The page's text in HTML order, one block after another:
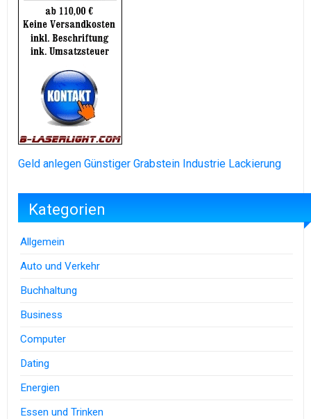
Geld anlegen Günstiger Grabstein Industrie Lackierung
Kategorien
Allgemein
Auto und Verkehr
Buchhaltung
Business
Computer
Dating
Energien
Essen und Trinken